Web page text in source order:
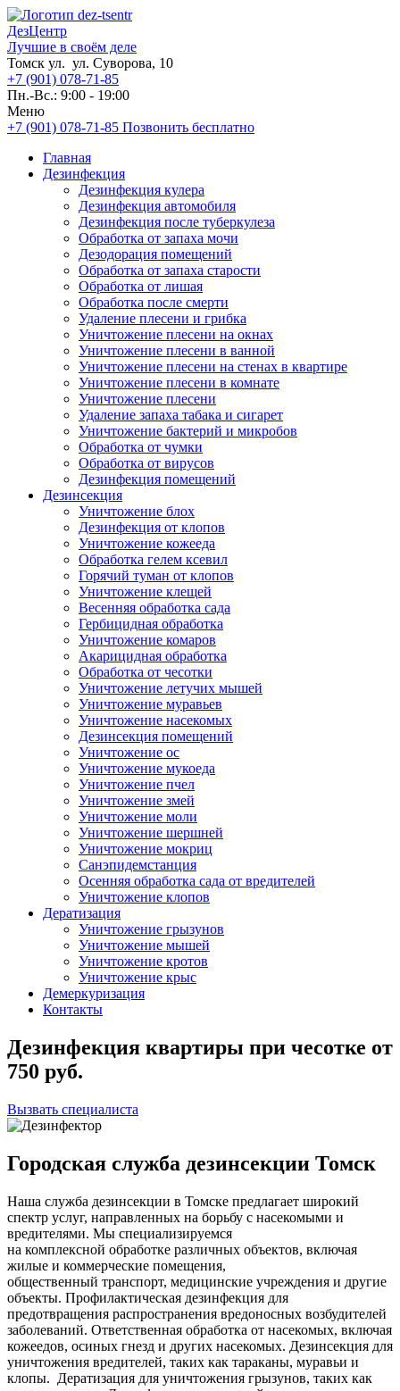
ДезЦентр
Лучшие в своём деле
Томск ул. ул. Суворова, 10
+7 (901) 078-71-85
Пн.-Вс.: 9:00 - 19:00
Меню
+7 (901) 078-71-85 Позвонить бесплатно
Главная
Дезинфекция
Дезинфекция кулера
Дезинфекция автомобиля
Дезинфекция после туберкулеза
Обработка от запаха мочи
Дезодорация помещений
Обработка от запаха старости
Обработка от лишая
Обработка после смерти
Удаление плесени и грибка
Уничтожение плесени на окнах
Уничтожение плесени в ванной
Уничтожение плесени на стенах в квартире
Уничтожение плесени в комнате
Уничтожение плесени
Удаление запаха табака и сигарет
Уничтожение бактерий и микробов
Обработка от чумки
Обработка от вирусов
Дезинфекция помещений
Дезинсекция
Уничтожение блох
Дезинфекция от клопов
Уничтожение кожееда
Обработка гелем ксевил
Горячий туман от клопов
Уничтожение клещей
Весенняя обработка сада
Гербицидная обработка
Уничтожение комаров
Акарицидная обработка
Обработка от чесотки
Уничтожение летучих мышей
Уничтожение муравьев
Уничтожение насекомых
Дезинсекция помещений
Уничтожение ос
Уничтожение мукоеда
Уничтожение пчел
Уничтожение змей
Уничтожение моли
Уничтожение шершней
Уничтожение мокриц
Санэпидемстанция
Осенняя обработка сада от вредителей
Уничтожение клопов
Дератизация
Уничтожение грызунов
Уничтожение мышей
Уничтожение кротов
Уничтожение крыс
Демеркуризация
Контакты
Дезинфекция квартиры при чесотке от
750 руб.
Вызвать специалиста
Городская служба дезинсекции Томск
Наша служба дезинсекции в Томске предлагает широкий
спектр услуг, направленных на борьбу с насекомыми и
вредителями. Мы специализируемся
на комплексной обработке различных объектов, включая
жилые и коммерческие помещения,
общественный транспорт, медицинские учреждения и другие
объекты. Профилактическая дезинфекция для
предотвращения распространения вредоносных возбудителей
заболеваний. Ответственная обработка от насекомых, включая
кожеедов, осиных гнезд и других насекомых. Дезинсекция для
уничтожения вредителей, таких как тараканы, муравьи и
клопы. Дератизация для уничтожения грызунов, таких как